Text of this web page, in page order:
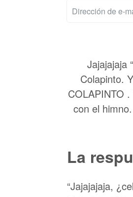
Jajajajaja
Colapinto.
COLAPINTO
con el
La
“Jajajajaja,